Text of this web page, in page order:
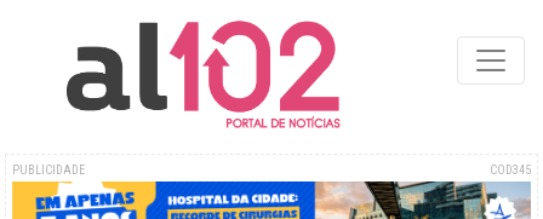
PUBLICIDADE COD345